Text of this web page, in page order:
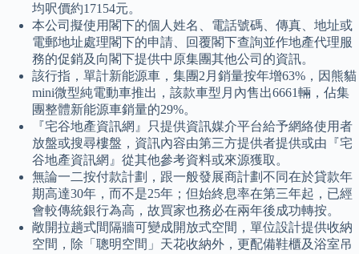
均呎價約17154元。
本公司擬使用閣下的個人姓名、電話號碼、傳真、地址或
電郵地址處理閣下的申請、回覆閣下查詢並作地產代理服
務的促銷及向閣下提供中原集團其他公司的資訊。
該行指，單計新能源車，集團2月銷量按年增63%，因熊貓
mini微型純電動車推出，該款車型月內售出6661輛，佔集
團整體新能源車銷量的29%。
『宅谷地產資訊網』只提供資訊媒介平台給予網絡使用者
放盤或搜尋樓盤，資訊內容由第三方提供者提供或由『宅
谷地產資訊網』從其他參考資料或來源獲取。
無論一二按付款計劃，跟一般發展商計劃不同在於貸款年
期高達30年，而不是25年；但始終息率在第三年起，已經
會較傳統銀行為高，故買家也務必在兩年後成功轉按。
敞開拉趟式間隔牆可變成開放式空間，單位設計提供收納
空間，除「聰明空間」天花收納外，更配備鞋櫃及浴室吊